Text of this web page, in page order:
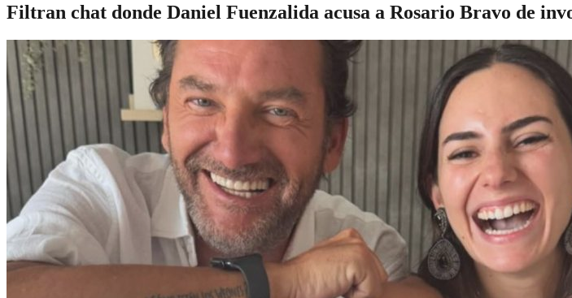
Filtran chat donde Daniel Fuenzalida acusa a Rosario Bravo de